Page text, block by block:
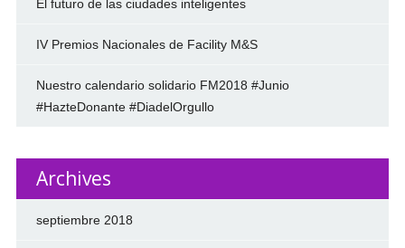
El futuro de las ciudades inteligentes
IV Premios Nacionales de Facility M&S
Nuestro calendario solidario FM2018 #Junio
#HazteDonante #DiadelOrgullo
Archives
septiembre 2018